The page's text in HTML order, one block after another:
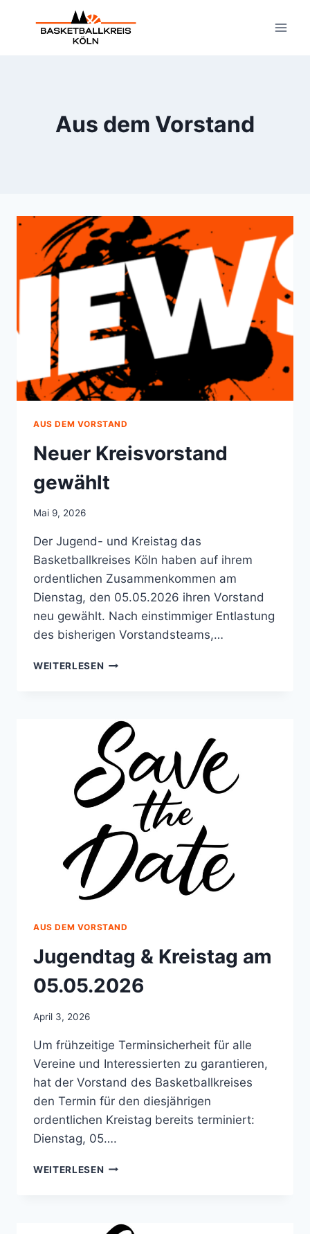
Aus dem Vorstand
AUS DEM VORSTAND
Neuer Kreisvorstand
gewählt
Mai 9, 2026
Der Jugend- und Kreistag das
Basketballkreises Köln haben auf ihrem
ordentlichen Zusammenkommen am
Dienstag, den 05.05.2026 ihren Vorstand
neu gewählt. Nach einstimmiger Entlastung
des bisherigen Vorstandsteams,…
WEITERLESEN NEUER
AUS DEM VORSTAND
Jugendtag & Kreistag am
05.05.2026
April 3, 2026
Um frühzeitige Terminsicherheit für alle
Vereine und Interessierten zu garantieren,
hat der Vorstand des Basketballkreises
den Termin für den diesjährigen
ordentlichen Kreistag bereits terminiert:
Dienstag, 05….
WEITERLESEN JUGENDTAG
05.05.2026